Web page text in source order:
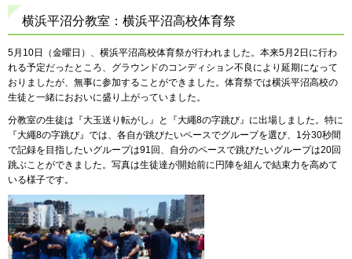
横浜平沼分教室：横浜平沼高校体育祭
5月10日（金曜日）、横浜平沼高校体育祭が行われました。本来5月2日に行わ
れる予定だったところ、グラウンドのコンディション不良により延期になって
おりましたが、無事に参加することができました。体育祭では横浜平沼高校の
生徒と一緒におおいに盛り上がっていました。
分教室の生徒は『大玉送り転がし』と『大繩8の字跳び』に出場しました。特に
『大繩8の字跳び』では、各自が跳びたいペースでグループを選び、1分30秒間
で記録を目指したいグループは91回、自分のペースで跳びたいグループは20回
跳ぶことができました。写真は生徒達が開始前に円陣を組んで結束力を高めて
いる様子です。